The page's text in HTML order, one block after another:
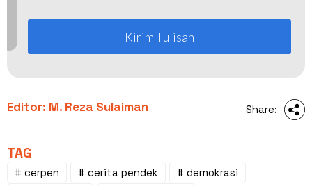
Kirim Tulisan
Editor: M. Reza Sulaiman Share:
TAG
# cerpen # cerita pendek
# demokrasi